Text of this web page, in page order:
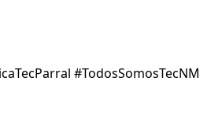
#TodosSomosTecNM